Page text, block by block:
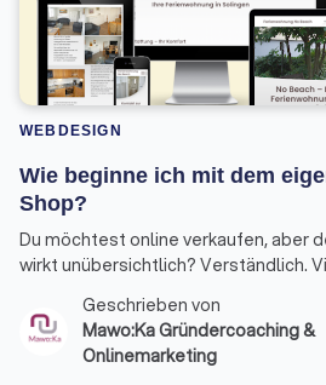
WEBDESIGN
Wie beginne ich mit dem
Shop?
Du möchtest online verkaufen, aber
wirkt unübersichtlich? Verständlich.
anfangen sollen – und verlieren Zeit
die Basis steht. Hier ist ein klarer
deinen Online-Shop strukturiert
Geschrieben von
Mawo:Ka Gründercoaching &
Onlinemarketing